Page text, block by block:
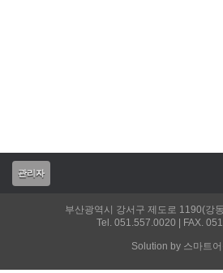
관리자
부산광역시 강서구 제도로 1190(강
Tel. 051.557.0020 | FAX.
Solution by 스마트